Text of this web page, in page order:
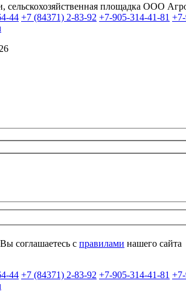
сельскохозяйственная площадка ООО
44 +7 (84371) 2-83-92 +7-905-314-41-81
соглашаетесь с правилами нашего сайта
44 +7 (84371) 2-83-92 +7-905-314-41-81